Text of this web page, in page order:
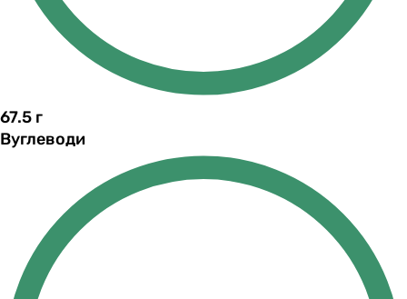
67.5 г
Вуглеводи